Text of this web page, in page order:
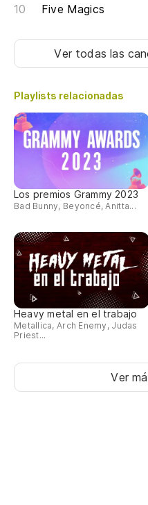
Five Magics
Ver todas las
Playlists relacionadas
Los premios Grammy 2023
Bad Bunny, Beyoncé, Anitta...
Heavy metal en el trabajo
Metallica, Arch Enemy, Judas
Priest...
Ver